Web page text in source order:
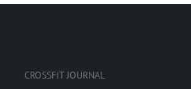
CROSSFIT JOURNAL